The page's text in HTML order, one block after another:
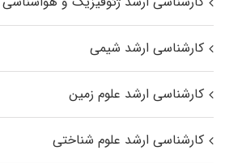
کارشناسی ارشد شیمی
کارشناسی ارشد علوم زمین
کارشناسی ارشد علوم شناختی